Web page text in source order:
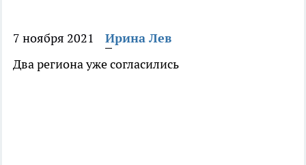
7 ноября 2021
Ирина Лев
Два региона уже согласились